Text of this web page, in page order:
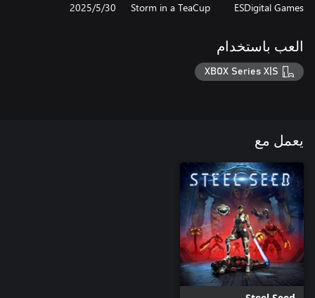
ESDigital Games
Storm in a TeaCup
30‏/5‏/2025
العب باستخدام
XBOX Series X|S
يعمل مع